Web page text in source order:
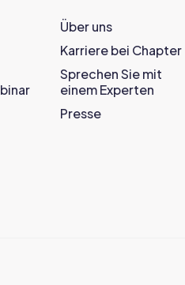
Über uns
Karriere bei Chapter
Sprechen Sie mit
einem Experten
Presse